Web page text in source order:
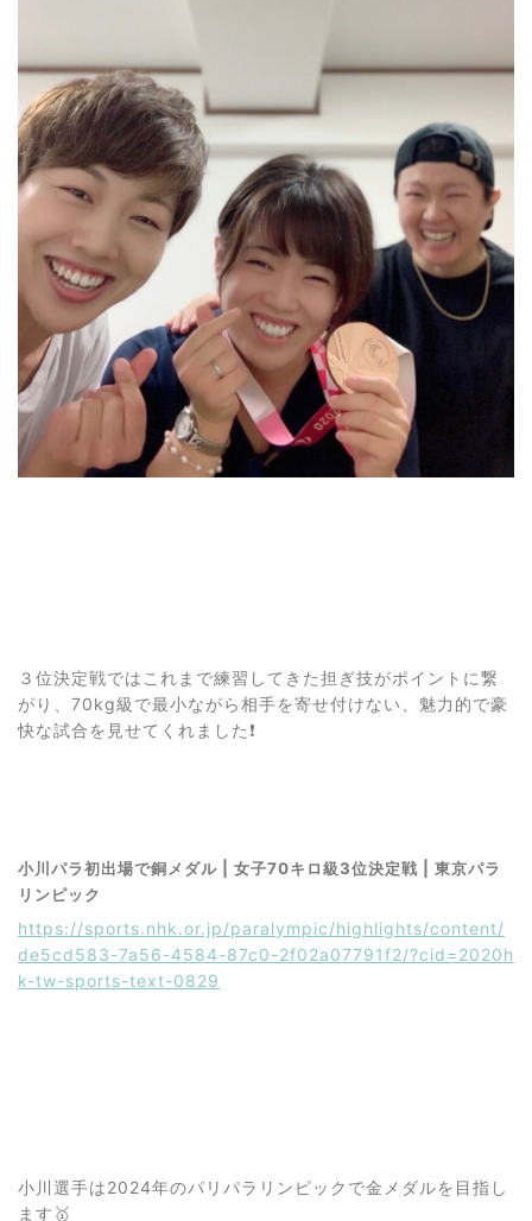
３位決定戦ではこれまで練習してきた担ぎ技がポイントに繋
がり、70kg級で最小ながら相手を寄せ付けない、魅力的で豪
快な試合を見せてくれました❗️
小川パラ初出場で銅メダル | 女子70キロ級3位決定戦 | 東京パラ
リンピック
https://sports.nhk.or.jp/paralympic/highlights/content/
de5cd583-7a56-4584-87c0-2f02a07791f2/?cid=2020h
k-tw-sports-text-0829
小川選手は2024年のパリパラリンピックで金メダルを目指し
ます🥇